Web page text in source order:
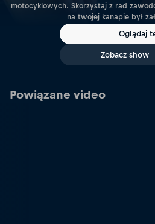
motocyklowych. Skorzystaj z rad
na twojej kanapie był
Oglądaj
Zobacz show
Powiązane video